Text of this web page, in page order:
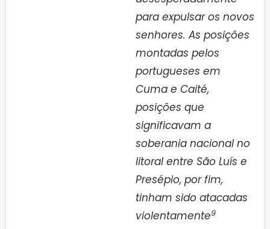
para expulsar os novos
senhores. As posições
montadas pelos
portugueses em
Cuma e Caité,
posições que
significavam a
soberania nacional no
litoral entre São Luís e
Presépio, por fim,
tinham sido atacadas
violentamente9